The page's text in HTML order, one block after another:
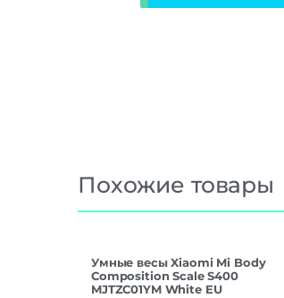
Похожие товары
Умные весы Xiaomi Mi Body
Composition Scale S400
MJTZC01YM White EU